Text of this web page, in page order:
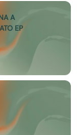
A
EP